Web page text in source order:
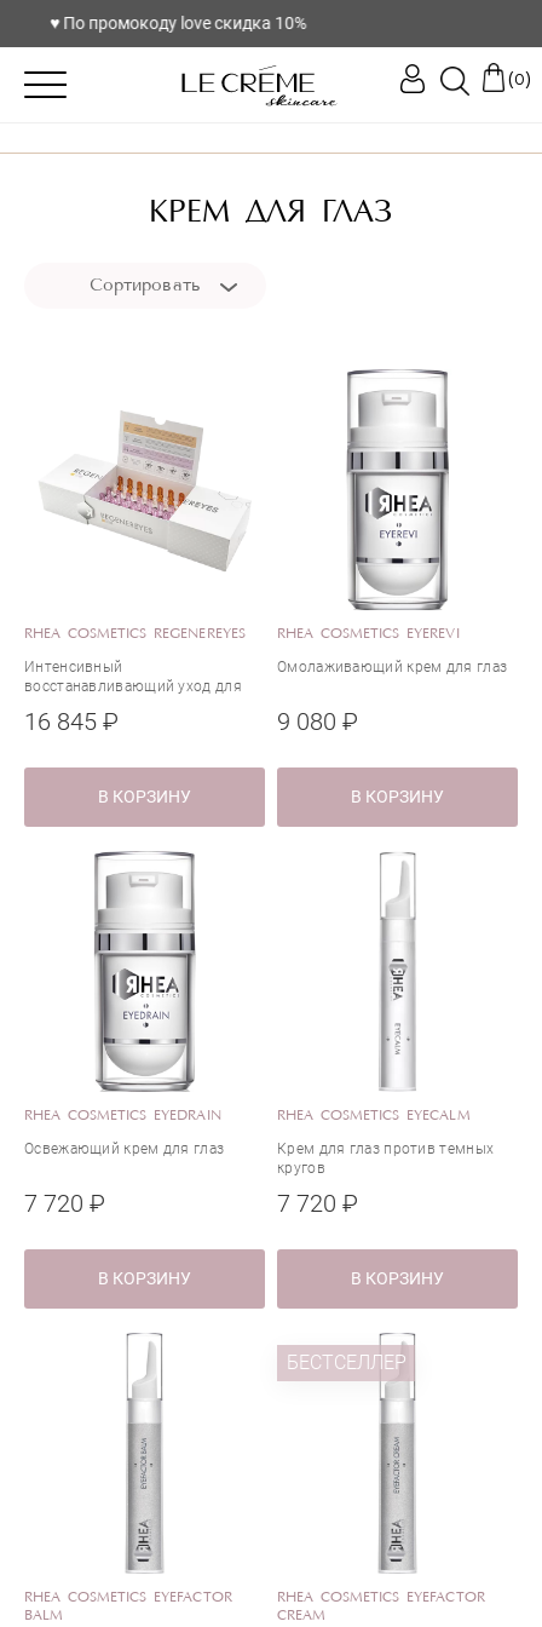
♥️ По промокоду love скидка 10%
(0)
КРЕМ ДЛЯ ГЛАЗ
Сортировать
RHEA COSMETICS REGENEREYES
Интенсивный
восстанавливающий уход для
16 845 ₽
В КОРЗИНУ
RHEA COSMETICS EYEREVI
Омолаживающий крем для глаз
9 080 ₽
В КОРЗИНУ
RHEA COSMETICS EYEDRAIN
Освежающий крем для глаз
7 720 ₽
В КОРЗИНУ
RHEA COSMETICS EYECALM
Крем для глаз против темных
кругов
7 720 ₽
В КОРЗИНУ
RHEA COSMETICS EYEFACTOR
BALM
БЕСТСЕЛЛЕР
RHEA COSMETICS EYEFACTOR
CREAM